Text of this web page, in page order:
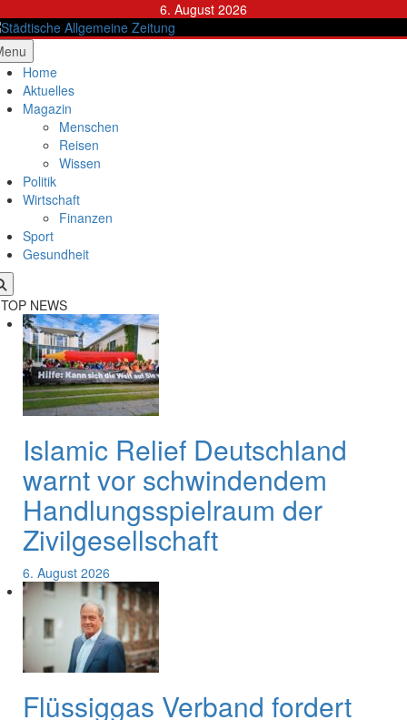
to
content
6. August 2026
Allgemeine Zeitung
Home
Aktuelles
Magazin
Menschen
Reisen
Wissen
Politik
Wirtschaft
Finanzen
Sport
Gesundheit
TOP NEWS
Islamic Relief Deutschland
warnt vor schwindendem
Handlungsspielraum der
Zivilgesellschaft
6. August 2026
Flüssiggas Verband fordert